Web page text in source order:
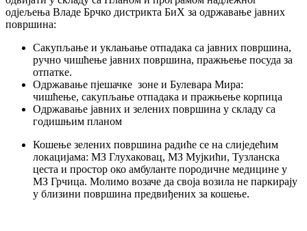
одјељења Владе Брчко дистрикта БиХ за одржавање јавних
површина:
Сакупљање и уклањање отпадака са јавних површина,
ручно чишћење јавних површина, пражњење посуда за
отпатке.
Одржавање пјешачке зоне и Булевара Мира:
чишћење, сакупљање отпадака и пражњење корпица
Одржавање јавних и зелених површина у складу са
годишњим планом
Кошење зелених површина радиће се на слиједећим
локацијама: МЗ Глухаковац, МЗ Мујкићи, Тузланска
цеста и простор око амбуланте породичне медицине у
МЗ Грчица. Молимо возаче да своја возила не паркирају
у близини површина предвиђених за кошење.